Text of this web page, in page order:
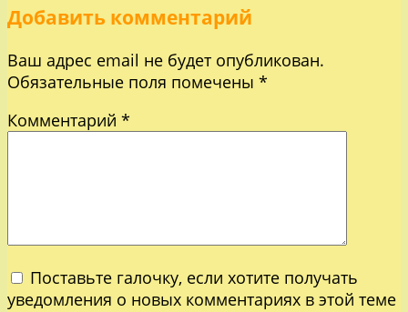
Добавить комментарий
Ваш адрес email не будет опубликован.
Обязательные поля помечены *
Комментарий *
Поставьте галочку, если хотите получать
уведомления о новых комментариях в этой теме